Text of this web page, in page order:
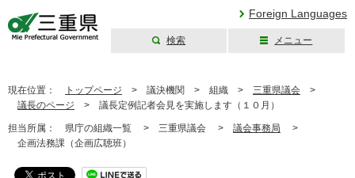
Foreign Languages
検索 メニュー
現在位置： トップページ > 議決機関 > 組織 > 三重県議会 >
議長のページ > 議長定例記者会見を実施します（１０月）
担当所属： 県庁の組織一覧 > 三重県議会 > 議会事務局 >
企画法務課（企画広聴班）